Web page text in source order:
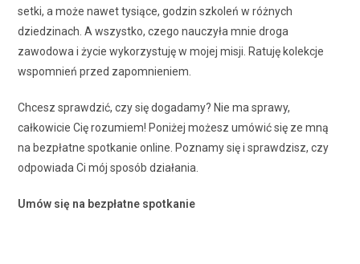
setki, a może nawet tysiące, godzin szkoleń w różnych
dziedzinach. A wszystko, czego nauczyła mnie droga
zawodowa i życie wykorzystuję w mojej misji. Ratuję kolekcje
wspomnień przed zapomnieniem.
Chcesz sprawdzić, czy się dogadamy? Nie ma sprawy,
całkowicie Cię rozumiem! Poniżej możesz umówić się ze mną
na bezpłatne spotkanie online. Poznamy się i sprawdzisz, czy
odpowiada Ci mój sposób działania.
Umów się na bezpłatne spotkanie